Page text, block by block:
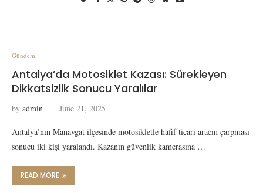
Gündem
Antalya’da Motosiklet Kazası: Sürekleyen
Dikkatsizlik Sonucu Yaralılar
by admin June 21, 2025
Antalya’nın Manavgat ilçesinde motosikletle hafif ticari aracın çarpması
sonucu iki kişi yaralandı. Kazanın güvenlik kamerasına …
READ MORE